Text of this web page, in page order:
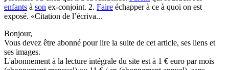
enfants à son ex-conjoint. 2. Faire échapper à ce à quoi on est
exposé. «Citation de l’écriva...
Bonjour,
Vous devez être abonné pour lire la suite de cet article, ses liens et
ses images.
L'abonnement à la lecture intégrale du site est à 1 € euro par mois